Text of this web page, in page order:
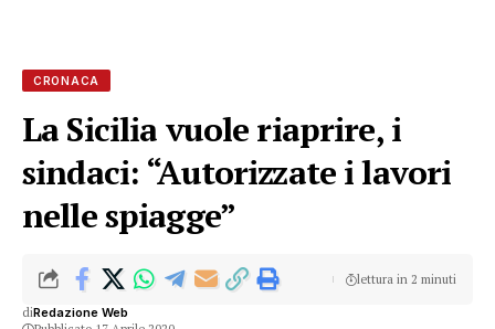
CRONACA
La Sicilia vuole riaprire, i
sindaci: “Autorizzate i lavori
nelle spiagge”
diRedazione Web
lettura in 2 minuti